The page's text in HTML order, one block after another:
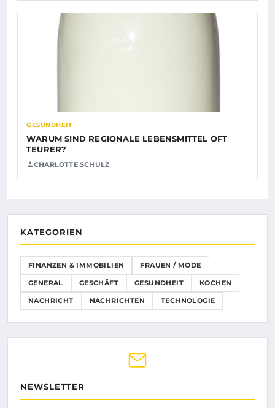
GESUNDHEIT
WARUM SIND REGIONALE LEBENSMITTEL OFT
TEURER?
CHARLOTTE SCHULZ
KATEGORIEN
FINANZEN & IMMOBILIEN FRAUEN / MODE
GENERAL GESCHÄFT GESUNDHEIT KOCHEN
NACHRICHT NACHRICHTEN TECHNOLOGIE
NEWSLETTER